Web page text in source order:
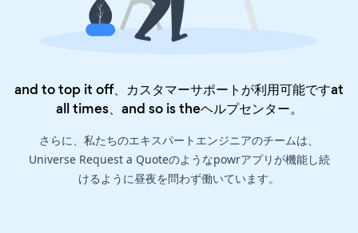
and to top it off、カスタマーサポートが利用可能ですat
all times、and so is theヘルプセンター。
さらに、私たちのエキスパートエンジニアのチームは、
Universe Request a Quoteのようなpowrアプリが機能し続
けるように昼夜を問わず働いています。